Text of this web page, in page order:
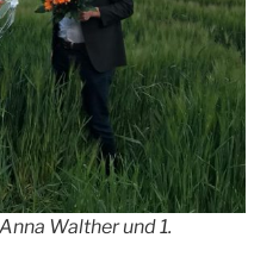
Walther und 1.